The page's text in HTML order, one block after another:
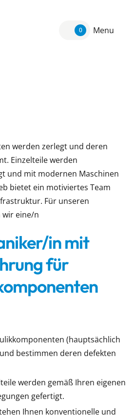
0 Menu
werden zerlegt und deren
Einzelteile werden
und mit modernen Maschinen
bietet ein motiviertes Team
Für unseren
wir eine/n
in mit
für
(hauptsächlich
bestimmen deren defekten
werden gemäß Ihren eigenen
gefertigt.
Ihnen konventionelle und